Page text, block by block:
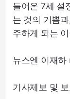
들어온 7세 설
는 것의 기쁨
주하게 되는
뉴스엔 이재하
기사제보 및